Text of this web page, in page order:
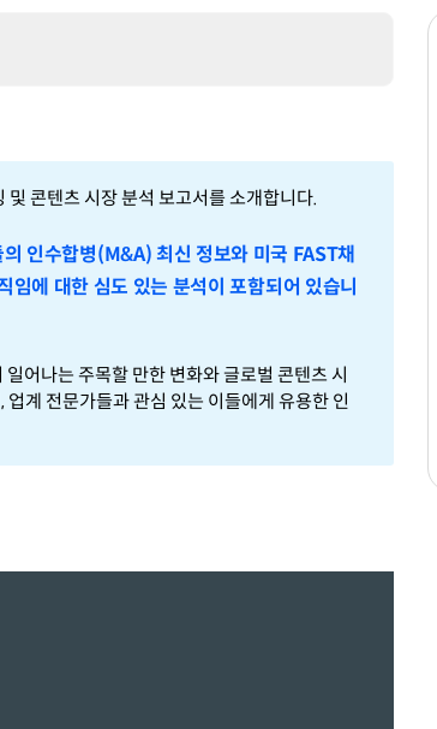
콘텐츠 시장 분석 보고서를 소개합니다.
인수합병(M&A) 최신 정보와 미국 FAST채
에 대한 심도 있는 분석이 포함되어 있습니
어나는 주목할 만한 변화와 글로벌 콘텐츠 시
계 전문가들과 관심 있는 이들에게 유용한 인